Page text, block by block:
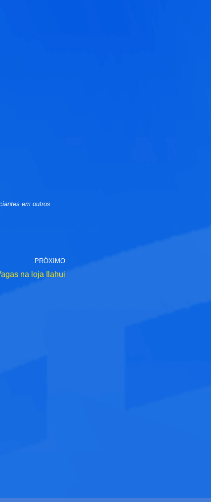
em outros
PRÓXIMO
na loja Ilahui